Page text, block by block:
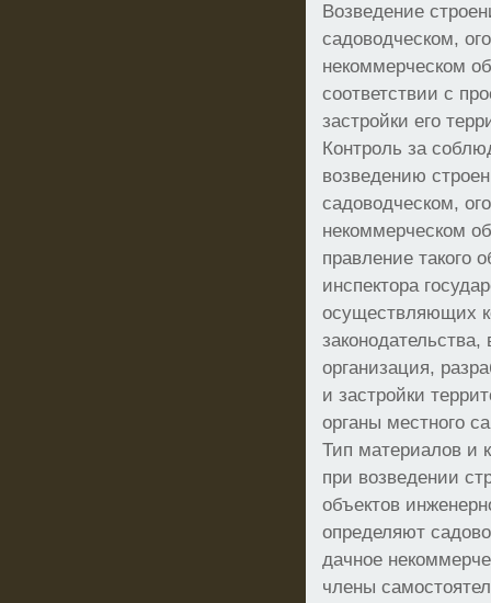
Возведение
садоводческом,
некоммерческом
соответствии с
застройки его
Контроль за
возведению
садоводческом,
некоммерческом
правление такого
инспектора
осуществляющих
законодательства,
организация,
и застройки
органы местного
Тип материалов и
при возведении
объектов
определяют
дачное
члены